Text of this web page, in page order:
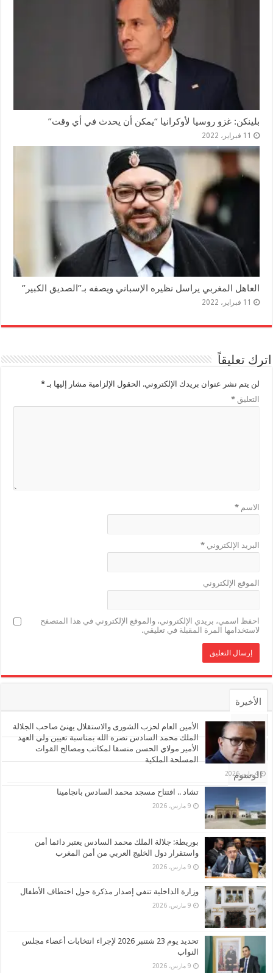
بلينكن: غزو روسيا لأوكرانيا “يمكن أن يحدث في أي وقت”
11 فبراير، 2022
العاهل المغربي يراسل نظيره الإسباني ويصفه بـ”الصديق الكبير”
11 فبراير، 2022
اترك تعليقاً
لن يتم نشر عنوان بريدك الإلكتروني. الحقول الإلزامية مشار إليها بـ*
التعليق*
الاسم*
البريد الإلكتروني*
الموقع الإلكتروني
احفظ اسمي، بريدي الإلكتروني، والموقع الإلكتروني في هذا المتصفح
لاستخدامها المرة المقبلة في تعليقي.
الأخيرة
الأشهر
تعليقات
الوسوم
الأمين العام لحزب الشورى والاستقلال يهنئ صاحب الجلالة
الملك محمد السادس نصره الله بمناسبة تعيين ولي العهد
الأمير مولاي الحسن منسقا لمكاتب ومصالح القوات
المسلحة الملكية
4 مايو، 2026
تشاد .. افتتاح مسجد محمد السادس بانجامينا
9 مارس، 2026
بوريطة: جلالة الملك محمد السادس يعتبر دائما أمن
واستقرار دول الخليج العربي من أمن المغرب
9 مارس، 2026
وزارة الداخلية تنفي إصدار مذكرة حول اختطاف الأطفال
9 مارس، 2026
تحديد يوم 23 شتنبر 2026 لإجراء انتخابات أعضاء مجلس
النواب
9 مارس، 2026